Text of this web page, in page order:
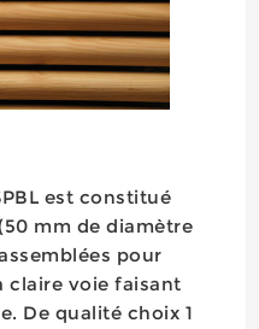
est constitué
mm de diamètre
pour
claire voie faisant
De qualité choix 1